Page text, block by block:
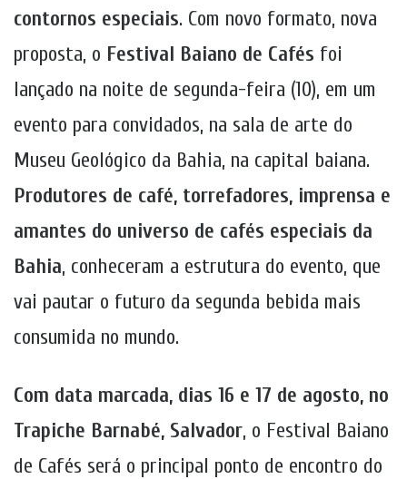
contornos especiais. Com novo formato, nova
proposta, o Festival Baiano de Cafés foi
lançado na noite de segunda-feira (10), em um
evento para convidados, na sala de arte do
Museu Geológico da Bahia, na capital baiana.
Produtores de café, torrefadores, imprensa e
amantes do universo de cafés especiais da
Bahia, conheceram a estrutura do evento, que
vai pautar o futuro da segunda bebida mais
consumida no mundo.
Com data marcada, dias 16 e 17 de agosto, no
Trapiche Barnabé, Salvador, o Festival Baiano
de Cafés será o principal ponto de encontro do